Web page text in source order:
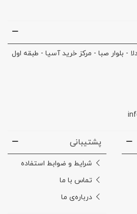
- بلوار صبا - مرکز خرید آسیا - طبقه اول
پشتیبانی
شرایط و ضوابط استفاده
تماس با ما
درباره‌ی ما